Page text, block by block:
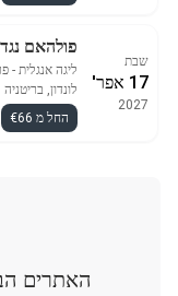
שבת
17 אפר'
2027
פולהאם
ליגה אנגלית -
לונדון, בריטניה
החל מ €66
האתרים